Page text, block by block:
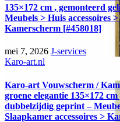
135×172 cm , gemonteerd
Meubels > Huis accessoires
Kamerscherm [#458018]
mei 7, 2026 J-services
Karo-art.nl
Karo-art Vouwscherm /
groene elegantie 135×172
dubbelzijdig geprint –
Slaapkamer accessoires >